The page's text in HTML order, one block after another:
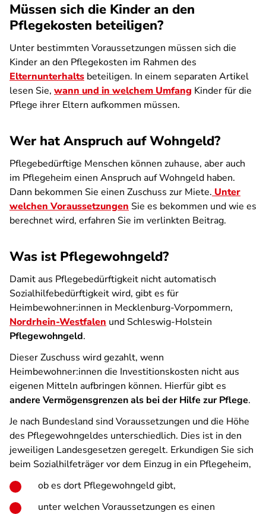
Müssen sich die Kinder an den
Pflegekosten beteiligen?
Unter bestimmten Voraussetzungen müssen sich die
Kinder an den Pflegekosten im Rahmen des
Elternunterhalts beteiligen. In einem separaten Artikel
lesen Sie, wann und in welchem Umfang Kinder für die
Pflege ihrer Eltern aufkommen müssen.
Wer hat Anspruch auf Wohngeld?
Pflegebedürftige Menschen können zuhause, aber auch
im Pflegeheim einen Anspruch auf Wohngeld haben.
Dann bekommen Sie einen Zuschuss zur Miete. Unter
welchen Voraussetzungen Sie es bekommen und wie es
berechnet wird, erfahren Sie im verlinkten Beitrag.
Was ist Pflegewohngeld?
Damit aus Pflegebedürftigkeit nicht automatisch
Sozialhilfebedürftigkeit wird, gibt es für
Heimbewohner:innen in Mecklenburg-Vorpommern,
Nordrhein-Westfalen und Schleswig-Holstein
Pflegewohngeld.
Dieser Zuschuss wird gezahlt, wenn
Heimbewohner:innen die Investitionskosten nicht aus
eigenen Mitteln aufbringen können. Hierfür gibt es
andere Vermögensgrenzen als bei der Hilfe zur Pflege.
Je nach Bundesland sind Voraussetzungen und die Höhe
des Pflegewohngeldes unterschiedlich. Dies ist in den
jeweiligen Landesgesetzen geregelt. Erkundigen Sie sich
beim Sozialhilfeträger vor dem Einzug in ein Pflegeheim,
ob es dort Pflegewohngeld gibt,
unter welchen Voraussetzungen es einen